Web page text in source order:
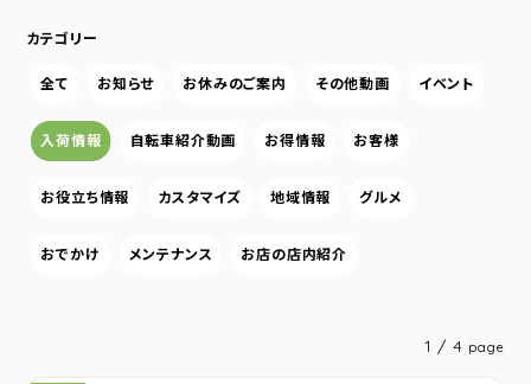
カテゴリー
全て お知らせ お休みのご案内 その他動画 イベント
入荷情報 自転車紹介動画 お得情報 お客様
お役立ち情報 カスタマイズ 地域情報 グルメ
おでかけ メンテナンス お店の店内紹介
1 / 4 page